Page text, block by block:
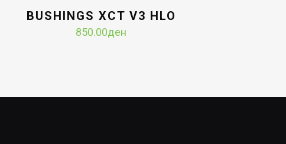
BUSHINGS XCT V3 HLO
850.00ден